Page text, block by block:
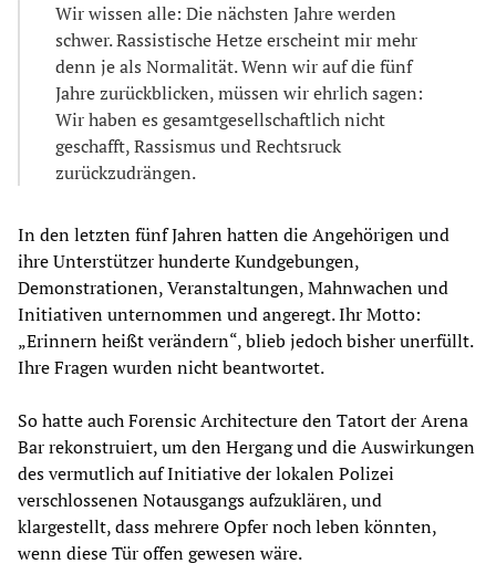
Wir wissen alle: Die nächsten Jahre werden
schwer. Rassistische Hetze erscheint mir mehr
denn je als Normalität. Wenn wir auf die fünf
Jahre zurückblicken, müssen wir ehrlich sagen:
Wir haben es gesamtgesellschaftlich nicht
geschafft, Rassismus und Rechtsruck
zurückzudrängen.
In den letzten fünf Jahren hatten die Angehörigen und
ihre Unterstützer hunderte Kundgebungen,
Demonstrationen, Veranstaltungen, Mahnwachen und
Initiativen unternommen und angeregt. Ihr Motto:
„Erinnern heißt verändern“, blieb jedoch bisher unerfüllt.
Ihre Fragen wurden nicht beantwortet.
So hatte auch Forensic Architecture den Tatort der Arena
Bar rekonstruiert, um den Hergang und die Auswirkungen
des vermutlich auf Initiative der lokalen Polizei
verschlossenen Notausgangs aufzuklären, und
klargestellt, dass mehrere Opfer noch leben könnten,
wenn diese Tür offen gewesen wäre.